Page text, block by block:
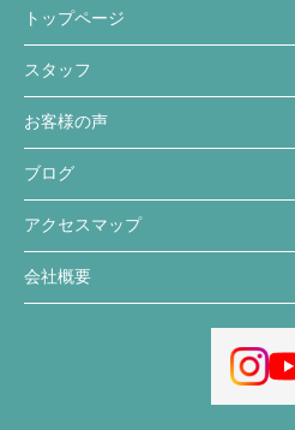
トップページ
スタッフ
お客様の声
ブログ
アクセスマップ
会社概要